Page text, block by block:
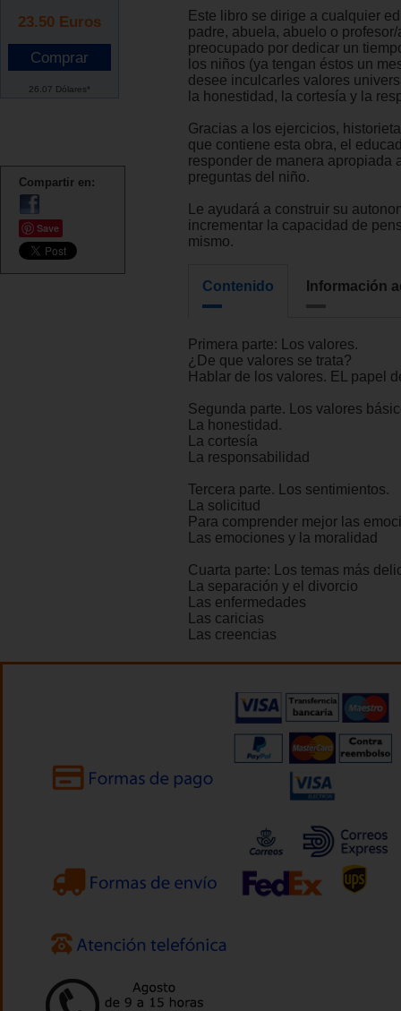
23.50 Euros
26.07 Dólares*
Compartir en:
Save
Este libro se dirige a cualquier
padre, abuela, abuelo o profesor/
preocupado por dedicar un
los niños (ya tengan éstos un
desee inculcarles valores
la honestidad, la cortesía y la
Gracias a los ejercicios,
que contiene esta obra, el
responder de manera apropiada
preguntas del niño.
Le ayudará a construir su
incrementar la capacidad de
mismo.
Contenido Información
Primera parte: Los valores.
¿De que valores se trata?
Hablar de los valores. EL papel
Segunda parte. Los valores
La honestidad.
La cortesía
La responsabilidad
Tercera parte. Los sentimientos.
La solicitud
Para comprender mejor las
Las emociones y la moralidad
Cuarta parte: Los temas más
La separación y el divorcio
Las enfermedades
Las caricias
Las creencias